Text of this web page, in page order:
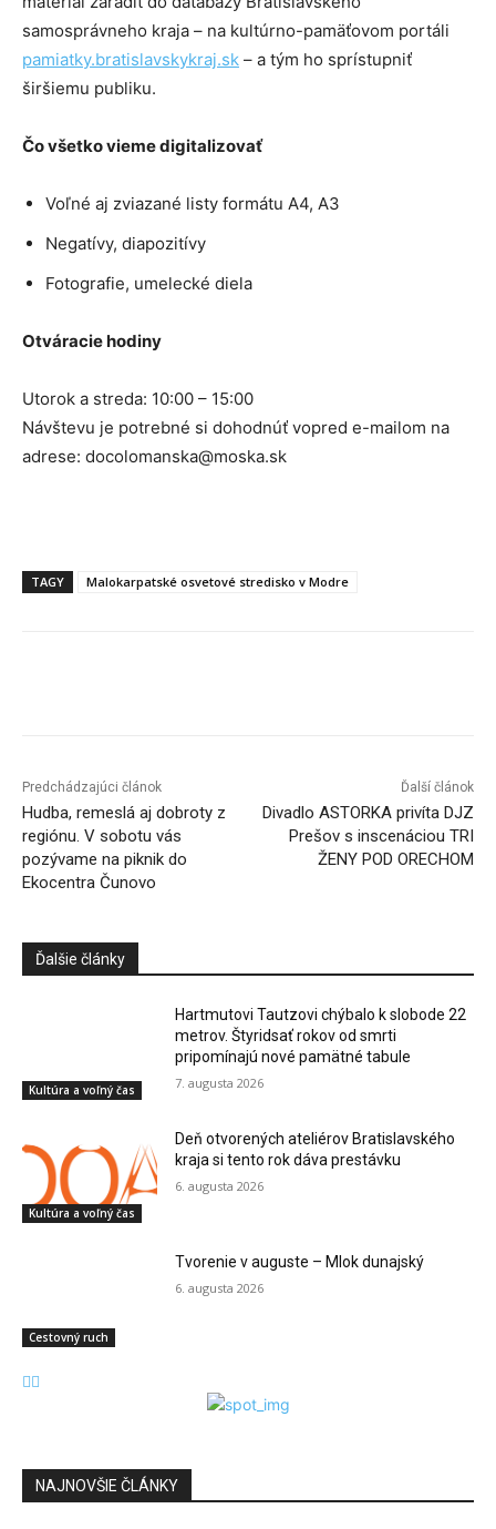
samosprávneho kraja – na kultúrno-pamäťovom portáli
pamiatky.bratislavskykraj.sk – a tým ho sprístupniť
širšiemu publiku.
Čo všetko vieme digitalizovať
Voľné aj zviazané listy formátu A4, A3
Negatívy, diapozitívy
Fotografie, umelecké diela
Otváracie hodiny
Utorok a streda: 10:00 – 15:00
Návštevu je potrebné si dohodnúť vopred e-mailom na
adrese: docolomanska@moska.sk
TAGY Malokarpatské osvetové stredisko v Modre
Predchádzajúci článok
Hudba, remeslá aj dobroty z
regiónu. V sobotu vás
pozývame na piknik do
Ekocentra Čunovo
Ďalší článok
Divadlo ASTORKA privíta DJZ
Prešov s inscenáciou TRI
ŽENY POD ORECHOM
Ďalšie články
Kultúra a voľný čas
Hartmutovi Tautzovi chýbalo k slobode 22
metrov. Štyridsať rokov od smrti
pripomínajú nové pamätné tabule
7. augusta 2026
Kultúra a voľný čas
Deň otvorených ateliérov Bratislavského
kraja si tento rok dáva prestávku
6. augusta 2026
Cestovný ruch
Tvorenie v auguste – Mlok dunajský
6. augusta 2026
NAJNOVŠIE ČLÁNKY